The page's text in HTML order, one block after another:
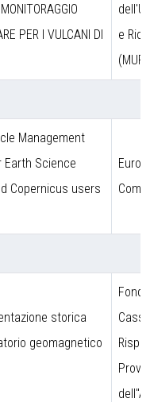
PER I VULCANI DI
e
(MUR)
Management
Science
Copernicus users
storica
geomagnetico